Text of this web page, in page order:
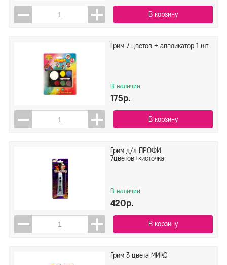
В корзину
Грим 7 цветов + аппликатор 1 шт
В наличии
175р.
В корзину
Грим д/л ПРОФИ
7цветов+кисточка
В наличии
420р.
В корзину
Грим 3 цвета МИКС